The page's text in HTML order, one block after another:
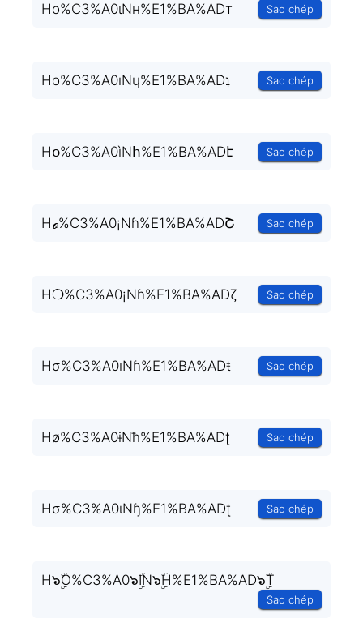
Ho%C3%A0ιNн%E1%BA%ADт Sao chép
Ho%C3%A0ıNɥ%E1%BA%ADʇ Sao chép
Hօ%C3%A0ìNհ%E1%BA%ADէ Sao chép
Hℴ%C3%A0¡Nɦ%E1%BA%ADՇ Sao chép
H❍%C3%A0¡Nɦ%E1%BA%ADζ Sao chép
Hσ%C3%A0ıNɦ%E1%BA%ADŧ Sao chép
Hø%C3%A0ɨNħ%E1%BA%ADʈ Sao chép
Hσ%C3%A0ɩNɧ%E1%BA%ADʈ Sao chép
H๖ۣۜO%C3%A0๖ۣۜIN๖ۣۜH%E1%BA%AD๖ۣۜT
Sao chép